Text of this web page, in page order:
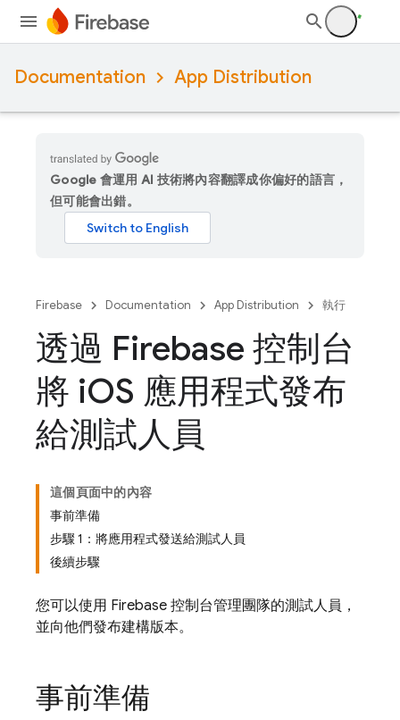
Documentation App Distribution
Google 會運用 AI 技術將內容翻譯成你偏好的語言，
但可能會出錯。
Firebase Documentation App Distribution 執行
透過 Firebase 控制台
將 iOS 應用程式發布
給測試人員
這個頁面中的內容
事前準備
步驟 1：將應用程式發送給測試人員
後續步驟
您可以使用 Firebase 控制台管理團隊的測試人員，
並向他們發布建構版本。
事前準備